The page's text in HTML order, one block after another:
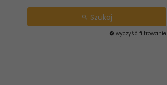
Szukaj
wyczyść filtrowanie